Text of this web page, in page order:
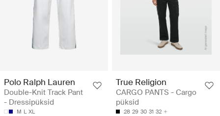
Polo Ralph Lauren
Double-Knit Track Pant
- Dressipüksid
M L XL
True Religion
CARGO PANTS - Cargo
püksid
28 29 30 31 32